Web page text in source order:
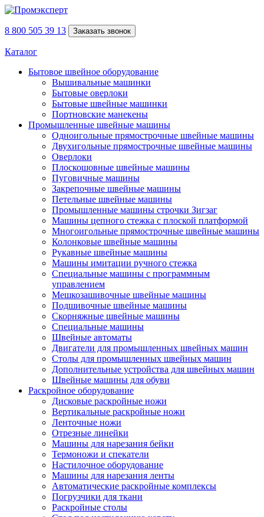
8 800 505 39 13 Заказать звонок
Каталог
Бытовое швейное оборудование
Вышивальные машинки
Бытовые оверлоки
Бытовые швейные машинки
Портновские манекены
Промышленные швейные машины
Одноигольные прямострочные швейные машины
Двухигольные прямострочные швейные машины
Оверлоки
Плоскошовные швейные машины
Пуговичные машины
Закрепочные швейные машины
Петельные швейные машины
Промышленные машины строчки Зигзаг
Машины цепного стежка с плоской платформой
Многоигольные прямострочные швейные машины
Колонковые швейные машины
Рукавные швейные машины
Машины имитации ручного стежка
Специальные машины с программным
управлением
Мешкозашивочные швейные машины
Подшивочные швейные машины
Скорняжные швейные машины
Специальные машины
Швейные автоматы
Двигатели для промышленных швейных машин
Столы для промышленных швейных машин
Дополнительные устройства для швейных машин
Швейные машины для обуви
Раскройное оборудование
Дисковые раскройные ножи
Вертикальные раскройные ножи
Ленточные ножи
Отрезные линейки
Машины для нарезания бейки
Термоножи и спекатели
Настилочное оборудование
Машины для нарезания ленты
Автоматические раскройные комплексы
Погрузчики для ткани
Раскройные столы